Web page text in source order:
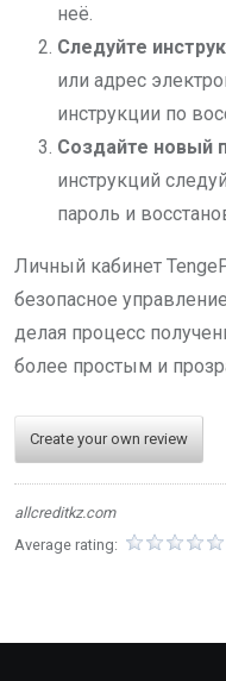
неё.
Следуйте
или адрес
инструкции по
Создайте новый
инструкций
пароль и
Личный кабинет
безопасное
делая процесс
более простым и
Create your own review
allcreditkz.com
Average rating: